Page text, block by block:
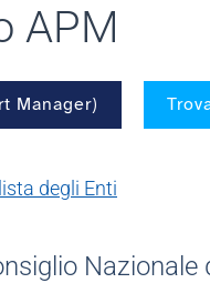
APM
Manager)
degli Enti
Nazionale